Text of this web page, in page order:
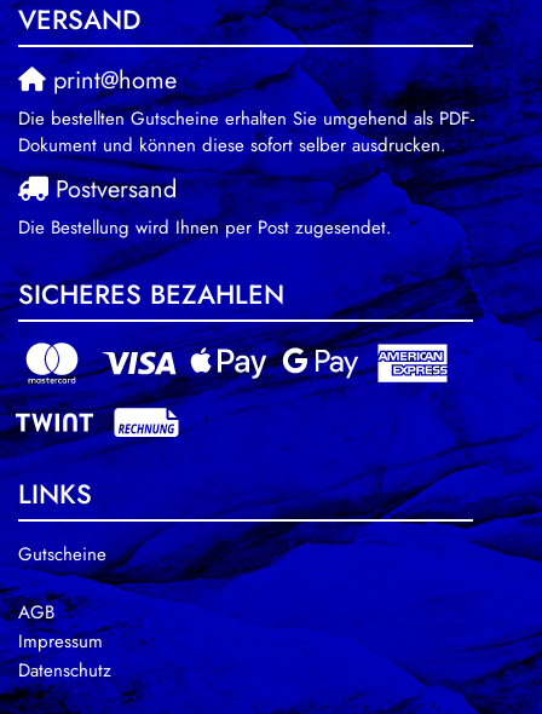
VERSAND
print@home
Die bestellten Gutscheine erhalten Sie umgehend als PDF-
Dokument und können diese sofort selber ausdrucken.
Postversand
Die Bestellung wird Ihnen per Post zugesendet.
SICHERES BEZAHLEN
LINKS
Gutscheine
AGB
Impressum
Datenschutz